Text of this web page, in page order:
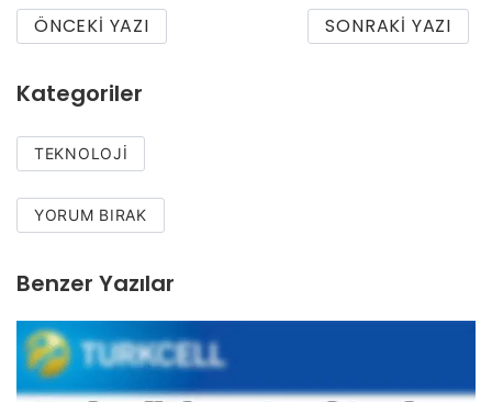
ÖNCEKI YAZI SONRAKI YAZI
Kategoriler
TEKNOLOJI
YORUM BIRAK
Benzer Yazılar